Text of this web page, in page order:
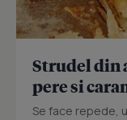
Strudel din
pere si
Se face repede,